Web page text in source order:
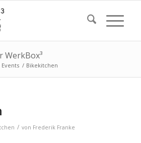
WerkBox³
Events / Bikekitchen
/ von Frederik Franke